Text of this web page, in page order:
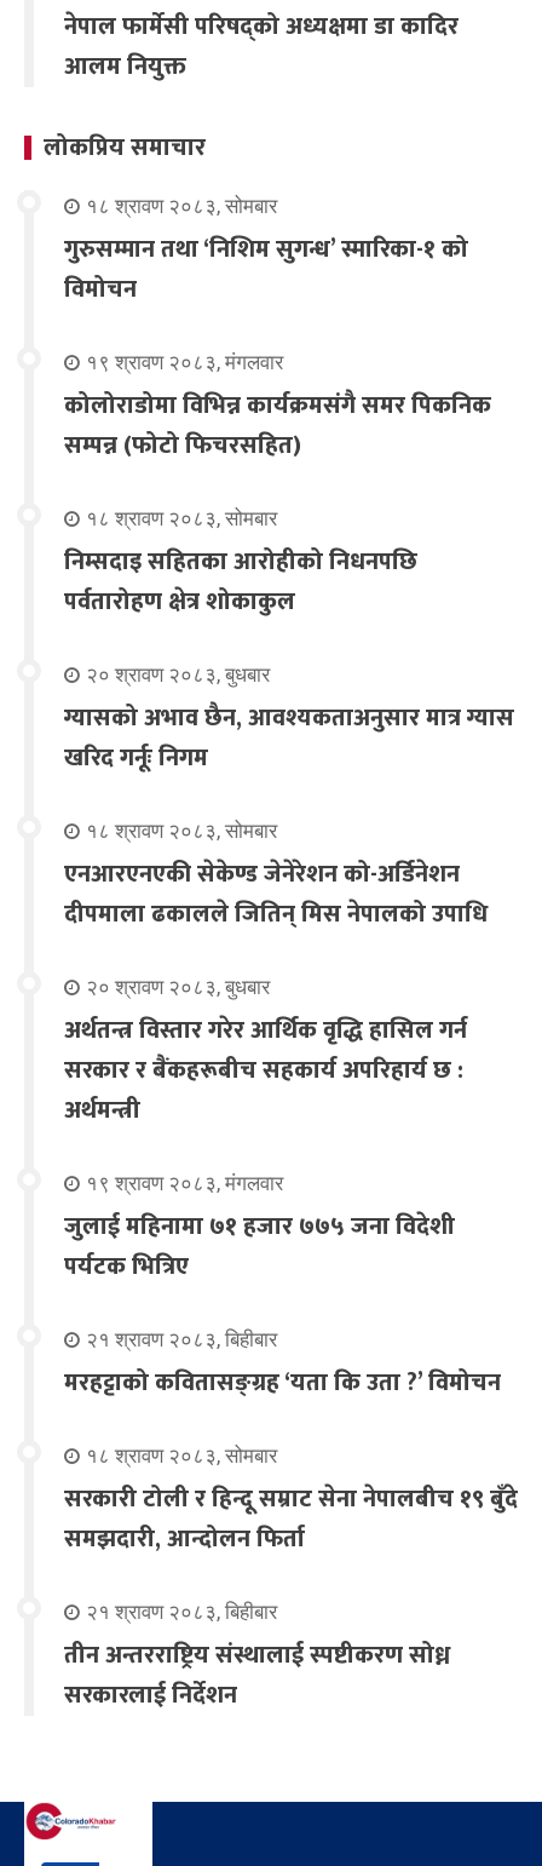
नेपाल फार्मेसी परिषद्को अध्यक्षमा डा कादिर
आलम नियुक्त
लोकप्रिय समाचार
१८ श्रावण २०८३, सोमबार
गुरुसम्मान तथा ‘निशिम सुगन्ध’ स्मारिका-१ को
विमोचन
१९ श्रावण २०८३, मंगलवार
कोलोराडोमा विभिन्न कार्यक्रमसंगै समर पिकनिक
सम्पन्न (फोटो फिचरसहित)
१८ श्रावण २०८३, सोमबार
निम्सदाइ सहितका आरोहीको निधनपछि
पर्वतारोहण क्षेत्र शोकाकुल
२० श्रावण २०८३, बुधबार
ग्यासको अभाव छैन, आवश्यकताअनुसार मात्र ग्यास
खरिद गर्नूः निगम
१८ श्रावण २०८३, सोमबार
एनआरएनएकी सेकेण्ड जेनेरेशन को-अर्डिनेशन
दीपमाला ढकालले जितिन् मिस नेपालको उपाधि
२० श्रावण २०८३, बुधबार
अर्थतन्त्र विस्तार गरेर आर्थिक वृद्धि हासिल गर्न
सरकार र बैंकहरूबीच सहकार्य अपरिहार्य छ :
अर्थमन्त्री
१९ श्रावण २०८३, मंगलवार
जुलाई महिनामा ७१ हजार ७७५ जना विदेशी
पर्यटक भित्रिए
२१ श्रावण २०८३, बिहीबार
मरहट्टाको कवितासङ्ग्रह ‘यता कि उता ?’ विमोचन
१८ श्रावण २०८३, सोमबार
सरकारी टोली र हिन्दू सम्राट सेना नेपालबीच १९ बुँदे
समझदारी, आन्दोलन फिर्ता
२१ श्रावण २०८३, बिहीबार
तीन अन्तरराष्ट्रिय संस्थालाई स्पष्टीकरण सोध्न
सरकारलाई निर्देशन